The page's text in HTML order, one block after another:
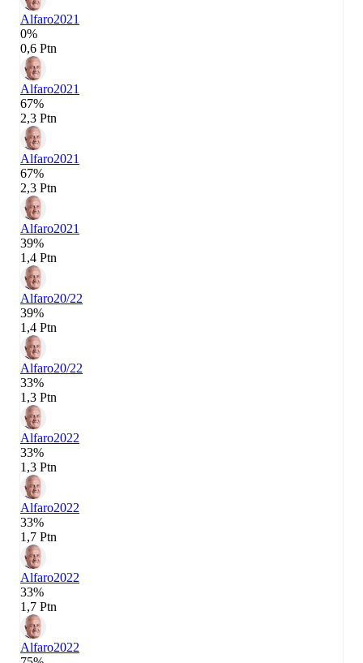
Alfaro2021
0%
0,6 Ptn
Alfaro2021
67%
2,3 Ptn
Alfaro2021
67%
2,3 Ptn
Alfaro2021
39%
1,4 Ptn
Alfaro20/22
39%
1,4 Ptn
Alfaro20/22
33%
1,3 Ptn
Alfaro2022
33%
1,3 Ptn
Alfaro2022
33%
1,7 Ptn
Alfaro2022
33%
1,7 Ptn
Alfaro2022